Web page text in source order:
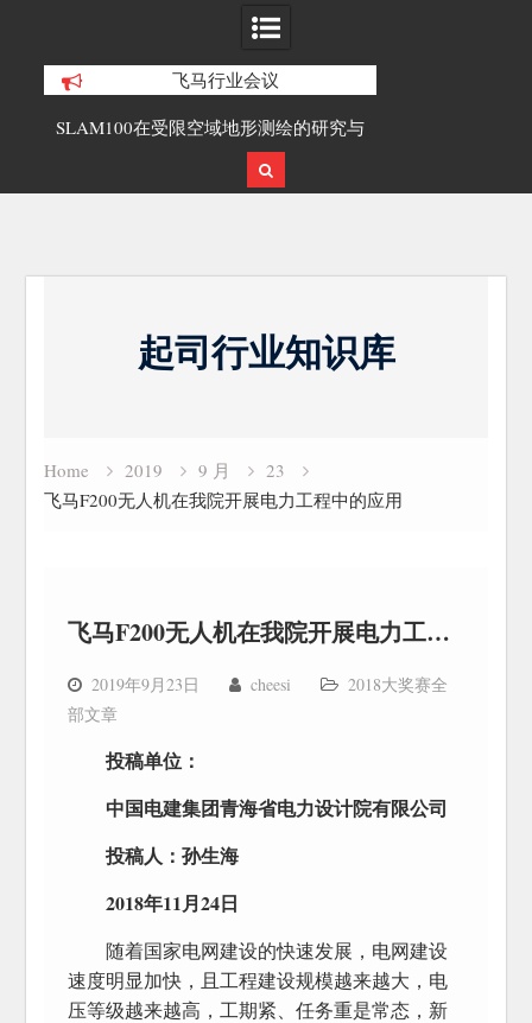
飞马行业会议
的研究与
覆盖1000公里带状密林高山区的飞马机
载激光雷达点云数据及正射影像
起司行业知识库
Home 2019 9 月
23
飞马F200无人机在我院开展电力工程中的应用
飞马F200无人机在我院开展电力工程中的应用
2019年9月23日 cheesi
2018大奖赛全
部文章
投稿单位：
中国电建集团青海省电力设计院有限公司
投稿人：孙生海
2018年11月24日
随着国家电网建设的快速发展，电网建设
速度明显加快，且工程建设规模越来越大，电
压等级越来越高，工期紧、任务重是常态，新